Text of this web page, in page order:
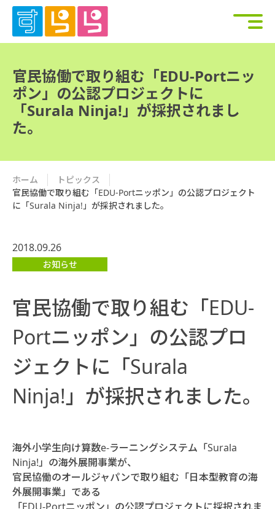
官民協働で取り組む「EDU-Portニッ
ポン」の公認プロジェクトに
「Surala Ninja!」が採択されまし
た。
ホーム
トピックス
官民協働で取り組む「EDU-Portニッポン」の公認プロジェクト
に「Surala Ninja!」が採択されました。
2018.09.26
お知らせ
官民協働で取り組む「EDU-
Portニッポン」の公認プロ
ジェクトに「Surala
Ninja!」が採択されました。
海外小学生向け算数e-ラーニングシステム「Surala
Ninja!」の海外展開事業が、
官民協働のオールジャパンで取り組む「日本型教育の海
外展開事業」である